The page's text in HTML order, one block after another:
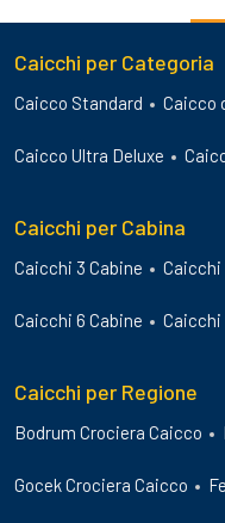
Caicchi per Categoria
Caicco Standard Caicco
Caicco Ultra Deluxe
Caicchi per Cabina
Caicchi 3 Cabine Caicchi
Caicchi 6 Cabine Caicchi
Caicchi per Regione
Bodrum Crociera Caicco
Gocek Crociera Caicco